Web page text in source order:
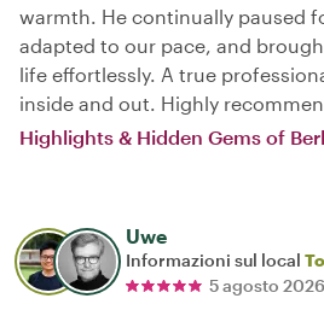
warmth. He continually paused
adapted to our pace, and
life effortlessly. A true
inside and out. Highly
Highlights & Hidden Gems of
Uwe
Informazioni sul local
5 agosto 2026